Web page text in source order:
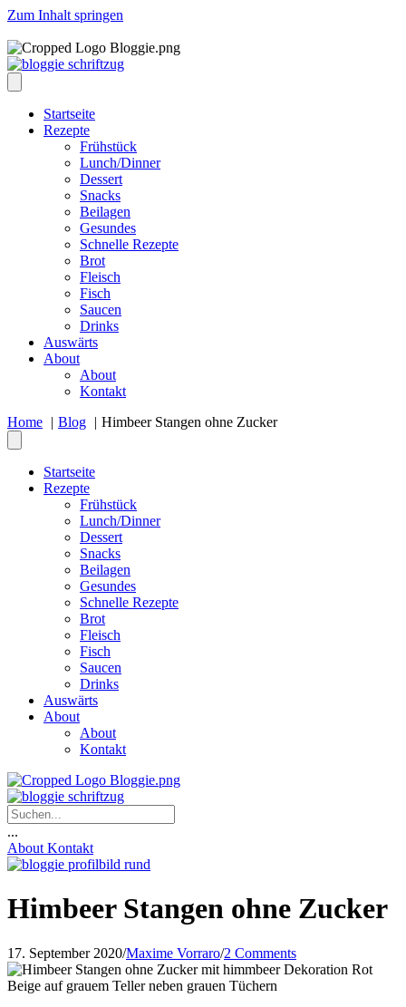
Zum Inhalt springen
Startseite
Rezepte
Frühstück
Lunch/Dinner
Dessert
Snacks
Beilagen
Gesundes
Schnelle Rezepte
Brot
Fleisch
Fisch
Saucen
Drinks
Auswärts
About
About
Kontakt
Home
Blog Himbeer Stangen ohne Zucker
Startseite
Rezepte
Frühstück
Lunch/Dinner
Dessert
Snacks
Beilagen
Gesundes
Schnelle Rezepte
Brot
Fleisch
Fisch
Saucen
Drinks
Auswärts
About
About
Kontakt
...
About Kontakt
Himbeer Stangen ohne Zucker
17. September 2020/Maxime Vorraro/2 Comments